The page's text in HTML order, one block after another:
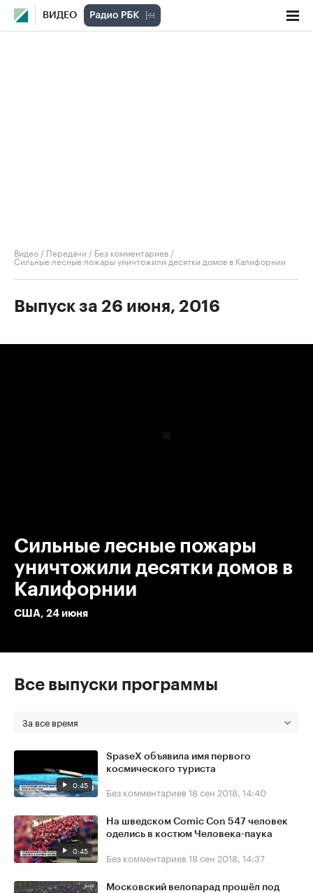
ВИДЕО
Видео / Передачи / Без комментариев /
Сильные лесные пожары уничтожили десятки домов в Калифорнии
Выпуск за 26 июня, 2016
Сильные лесные пожары
уничтожили десятки домов в
Калифорнии
США, 24 июня
Все выпуски программы
За все время
0:45
SpaseX объявила имя первого
космического туриста
Без комментариев 18 сен 2018, 14:40
0:45
На шведском Comic Con 547 человек
оделись в костюм Человека-паука
Без комментариев 18 сен 2018, 14:37
Московский велопарад прошёл под